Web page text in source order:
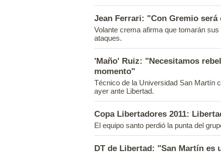
Jean Ferrari: "Con Gremio
Volante crema afirma que tomarán
ataques.
'Maño' Ruiz: "Necesitamos
momento"
Técnico de la Universidad San Martín
ayer ante Libertad.
Copa Libertadores 2011:
El equipo santo perdió la punta del
DT de Libertad: "San Martín es